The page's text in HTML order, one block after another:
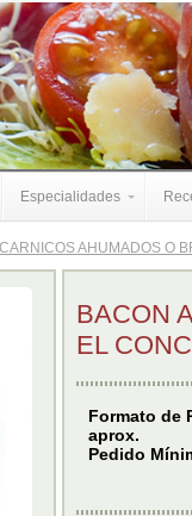
Especialidades
CARNICOS AHUMADOS O
BACON
EL
Formato de
aprox.
Pedido